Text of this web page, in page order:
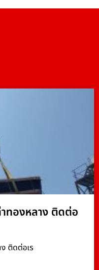
ทองหลาง ติดต่อ
ติดต่อเร